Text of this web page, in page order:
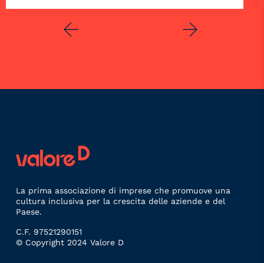
La prima associazione di imprese che promuove una
cultura inclusiva per la crescita delle aziende e del
Paese.
C.F. 97521290151
© Copyright 2024 Valore D